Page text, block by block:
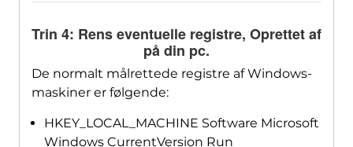
Trin 4: Rens eventuelle registre, Oprettet af
på din pc.
De normalt målrettede registre af Windows-
maskiner er følgende:
HKEY_LOCAL_MACHINE Software Microsoft
Windows CurrentVersion Run